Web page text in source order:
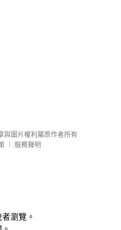
與圖片權利屬原作者所有
服務聲明
瀏覽。